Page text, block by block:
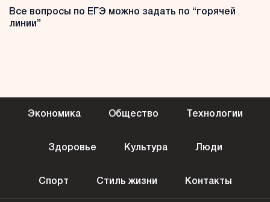
Все вопросы по ЕГЭ можно задать по “горячей
линии”
Экономика Общество Технологии
Здоровье Культура Люди
Спорт Стиль жизни Контакты